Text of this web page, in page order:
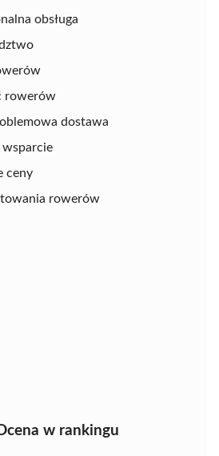
obsługa
rowerów
dostawa
ceny
rowerów
w rankingu